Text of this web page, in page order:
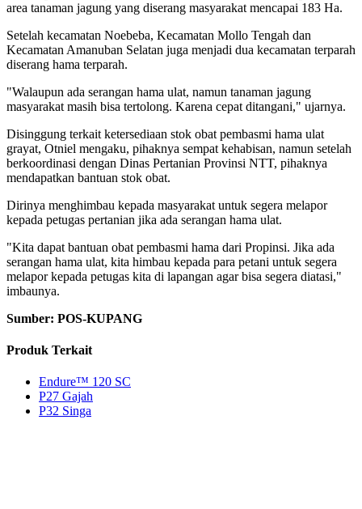
area tanaman jagung yang diserang masyarakat mencapai 183 Ha.
Setelah kecamatan Noebeba, Kecamatan Mollo Tengah dan
Kecamatan Amanuban Selatan juga menjadi dua kecamatan terparah
diserang hama terparah.
"Walaupun ada serangan hama ulat, namun tanaman jagung
masyarakat masih bisa tertolong. Karena cepat ditangani," ujarnya.
Disinggung terkait ketersediaan stok obat pembasmi hama ulat
grayat, Otniel mengaku, pihaknya sempat kehabisan, namun setelah
berkoordinasi dengan Dinas Pertanian Provinsi NTT, pihaknya
mendapatkan bantuan stok obat.
Dirinya menghimbau kepada masyarakat untuk segera melapor
kepada petugas pertanian jika ada serangan hama ulat.
"Kita dapat bantuan obat pembasmi hama dari Propinsi. Jika ada
serangan hama ulat, kita himbau kepada para petani untuk segera
melapor kepada petugas kita di lapangan agar bisa segera diatasi,"
imbaunya.
Sumber: POS-KUPANG
Produk Terkait
Endure™ 120 SC
P27 Gajah
P32 Singa